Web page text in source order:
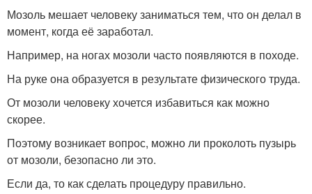
Мозоль мешает человеку заниматься тем, что он делал в
момент, когда её заработал.
Например, на ногах мозоли часто появляются в походе.
На руке она образуется в результате физического труда.
От мозоли человеку хочется избавиться как можно
скорее.
Поэтому возникает вопрос, можно ли проколоть пузырь
от мозоли, безопасно ли это.
Если да, то как сделать процедуру правильно.